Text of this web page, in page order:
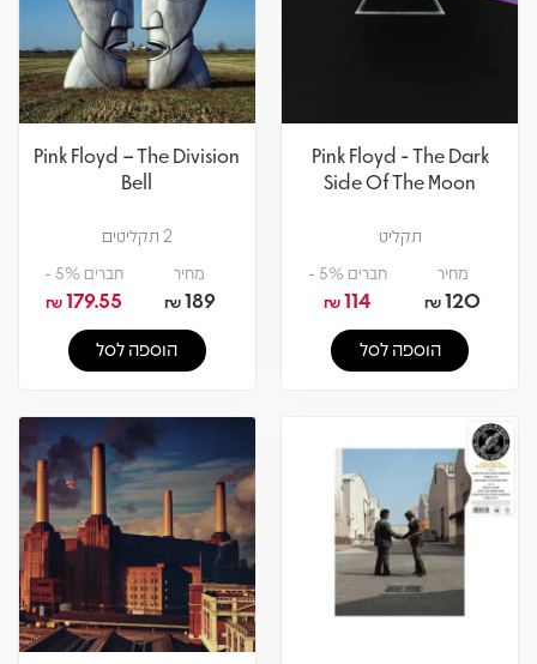
Pink Floyd - The Dark
Side Of The Moon
תקליט
מחיר
120
₪
חברים 5% -
114
₪
הוספה לסל
Pink Floyd – The Division
Bell
2 תקליטים
מחיר
189
₪
חברים 5% -
179.55
₪
הוספה לסל